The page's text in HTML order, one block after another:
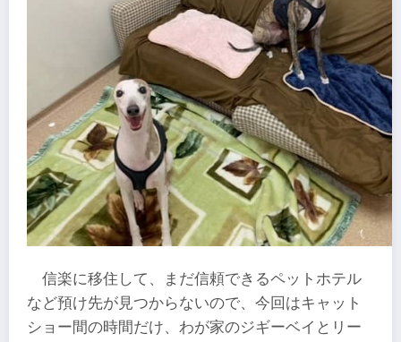
信楽に移住して、まだ信頼できるペットホテル
など預け先が見つからないので、今回はキャット
ショー間の時間だけ、わが家のジギーベイとリー